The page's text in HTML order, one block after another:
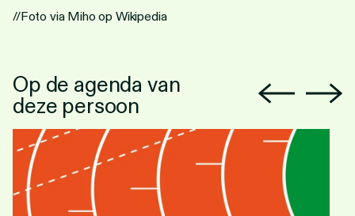
//Foto via Miho op Wikipedia
Op de agenda van
deze persoon